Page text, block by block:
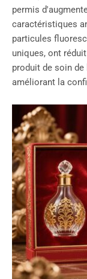
permis
caractéristiques
particules
uniques, ont
produit de soin de
améliorant la